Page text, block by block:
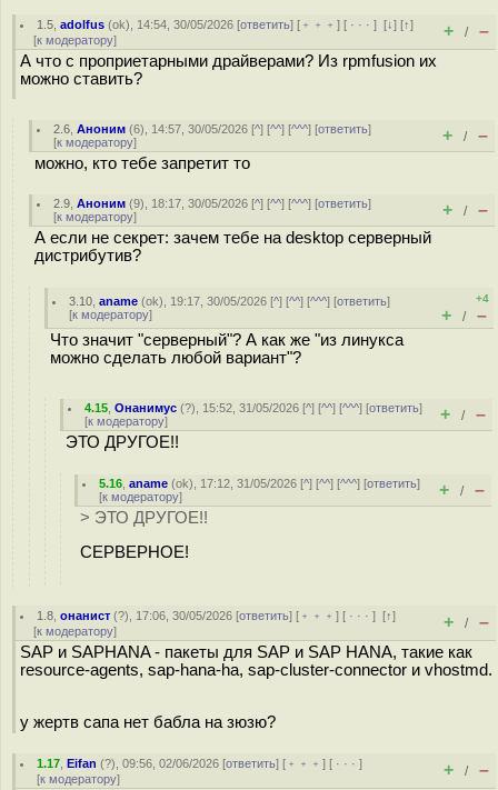
1.5 ,adolfus (ok), 14:54, 30/05/2026 [ответить] [ ﹢﹢﹢] [ · · ·][↓] [↑]
[к модератору] + / –
А что с проприетарными драйверами? Из rpmfusion их
можно ставить?
2.6 ,Аноним (6), 14:57, 30/05/2026 [^] [^^] [^^^] [ответить]
[к модератору] + / –
можно, кто тебе запретит то
2.9 ,Аноним (9), 18:17, 30/05/2026 [^] [^^] [^^^] [ответить]
[к модератору] + / –
А если не секрет: зачем тебе на desktop серверный
дистрибутив?
3.10 ,aname (ok), 19:17, 30/05/2026 [^] [^^] [^^^] [ответить]
[к модератору]
+4
+ / –
Что значит "серверный"? А как же "из линукса
можно сделать любой вариант"?
4.15 ,Онанимус (?), 15:52, 31/05/2026 [^] [^^] [^^^] [ответить]
[к модератору] + / –
ЭТО ДРУГОЕ!!
5.16 ,aname (ok), 17:12, 31/05/2026 [^] [^^] [^^^] [ответить]
[к модератору] + / –
> ЭТО ДРУГОЕ!!
СЕРВЕРНОЕ!
1.8 ,онанист (?), 17:06, 30/05/2026 [ответить] [ ﹢﹢﹢] [ · · ·][↑]
[к модератору] + / –
SAP и SAPHANA - пакеты для SAP и SAP HANA, такие как
resource-agents, sap-hana-ha, sap-cluster-connector и vhostmd.
у жертв сапа нет бабла на зюзю?
1.17 ,Eifan (?), 09:56, 02/06/2026 [ответить] [ ﹢﹢﹢] [ · · ·]
[к модератору] + / –